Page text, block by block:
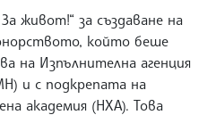
живот!“ за създаване на
който беше
на Изпълнителна агенция
и с подкрепата на
академия (НХА). Това